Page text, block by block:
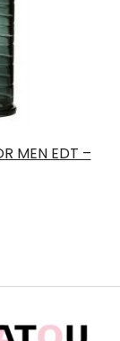
MEN EDT –